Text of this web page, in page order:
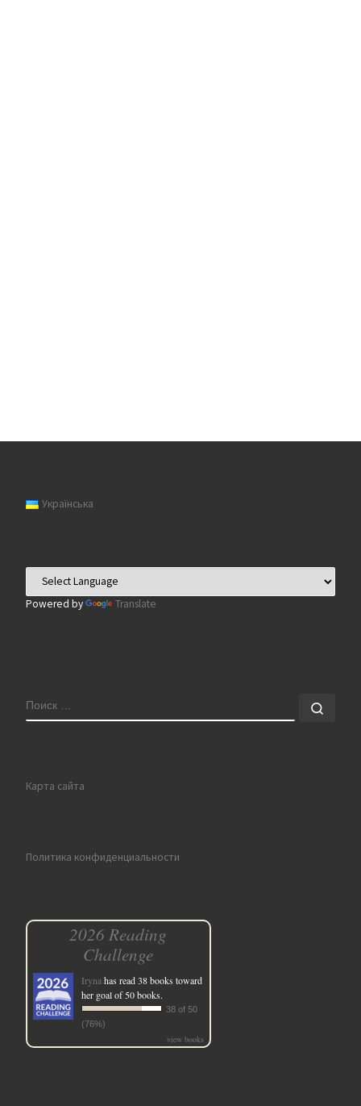
Українська
Powered by Translate
ПОИСК
Карта сайта
Политика конфиденциальности
2026 Reading
Challenge
Irynahas read 38 books toward
her goal of 50 books.
38 of 50
(76%)
view books